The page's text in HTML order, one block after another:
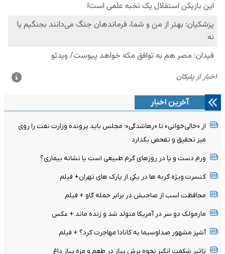
آخرین اخبار
از «خالی‌خوانی» تا «رهاشدگی»؛ مجلس باید پرونده وزارت نفت را روی
میز تحقیق و تفحص بگذارد
ورم دست و پا در روزهای گرم طبیعی است یا نشانه بیماری؟
کنسرت ویژه گربه ها در یکی از پارک های تهران+ فیلم
محافظت اسب از صاحبش در برابر حمله گاو + فیلم
مارمولک دو سر در آمریکا متولد شد و زنده ماند + عکس
آشپز مشهور صداوسیما به کانادا مهاجرت کرد؟ + فیلم
تاثیر شکفت انگیز نحوه برش پیاز در طعم و مزه پیاز داغ